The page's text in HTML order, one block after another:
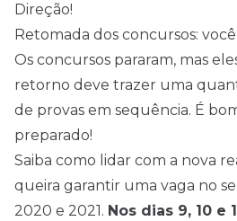
Direção!
Retomada dos concursos:
Os concursos pararam, mas
retorno deve trazer uma
de provas em sequência. É
preparado!
Saiba como lidar com a nova
queira garantir uma vaga no
2020 e 2021. Nos dias 9, 10 e